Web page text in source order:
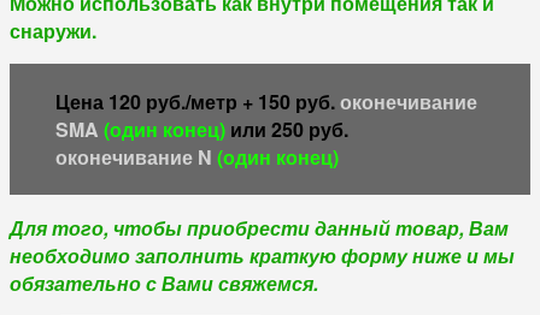
снаружи.
Цена 120 руб./метр + 150 руб.оконечивание
SMA (один конец) или 250 руб.
оконечивание N (один конец)
Для того, чтобы приобрести данный товар, Вам
необходимозаполнить краткую форму нижеи мы
обязательно с Вами свяжемся.